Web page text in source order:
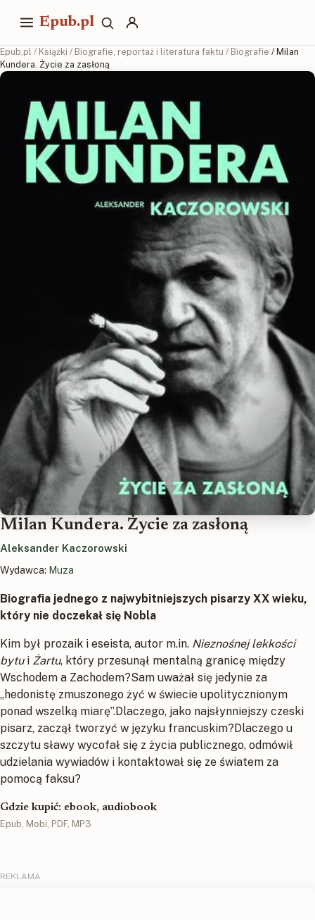
Epub.pl
Epub.pl / Książki / Biografie, reportaż i literatura faktu / Biografie / Milan
Kundera. Życie za zasłoną
Milan Kundera. Życie za zasłoną
Aleksander Kaczorowski
Wydawca: Muza
Biografia jednego z najwybitniejszych pisarzy XX wieku,
który nie doczekał się Nobla
Kim był prozaik i eseista, autor m.in. Nieznośnej lekkości
bytui Żartu, który przesunął mentalną granicę między
Wschodem a Zachodem?Sam uważał się jedynie za
„hedonistę zmuszonego żyć w świecie upolitycznionym
ponad wszelką miarę”.Dlaczego, jako najsłynniejszy czeski
pisarz, zaczął tworzyć w języku francuskim?Dlaczego u
szczytu sławy wycofał się z życia publicznego, odmówił
udzielania wywiadów i kontaktował się ze światem za
pomocą faksu?
Gdzie kupić: ebook, audiobook
Epub, Mobi, PDF, MP3